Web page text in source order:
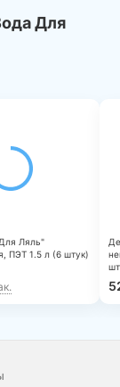
Для
Ляль"
ПЭТ 1.5 л (6 штук)